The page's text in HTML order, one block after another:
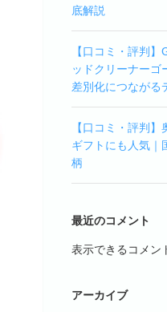
底解説
【口コミ・評判
ッドクリーナーゴ
差別化につながる
【口コミ・評判
ギフトにも人気｜
柄
最近のコメント
表示できるコメン
アーカイブ